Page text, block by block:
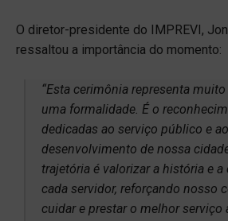
O diretor-presidente do IMPREVI,
ressaltou a importância do momento:
“Esta cerimônia representa
uma formalidade. É o
dedicadas ao serviço público e ao
desenvolvimento de nossa
trajetória é valorizar a história e
cada servidor, reforçando nosso
cuidar e prestar o melhor serviço